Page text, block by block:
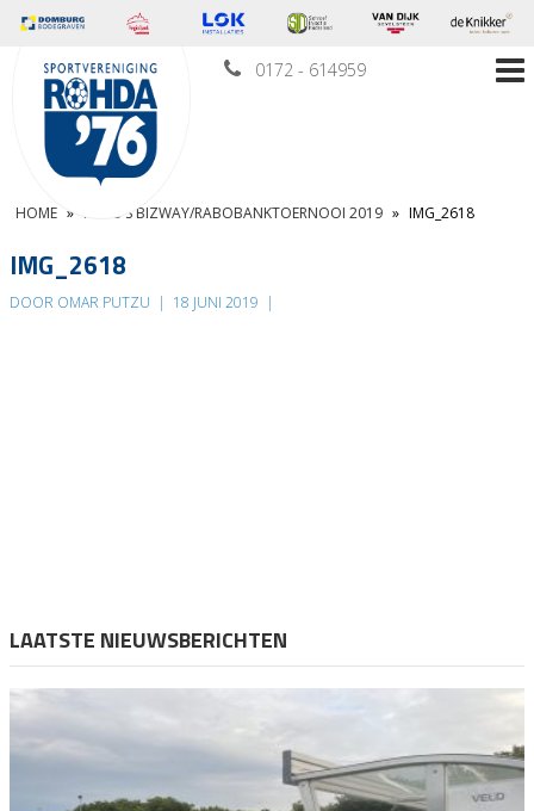
0172 - 614959
HOME » FOTO’S BIZWAY/RABOBANKTOERNOOI 2019 » IMG_2618
IMG_2618
DOOR OMAR PUTZU | 18 JUNI 2019 |
LAATSTE NIEUWSBERICHTEN